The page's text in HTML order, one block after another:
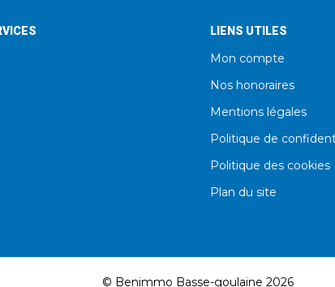
LIENS UTILES
Mon compte
Nos honoraires
Mentions légales
Politique de
Politique des cookies
Plan du site
© Benimmo Basse-goulaine 2026